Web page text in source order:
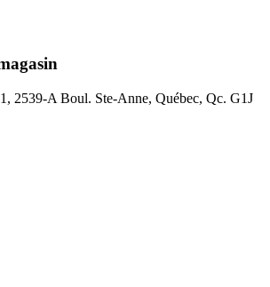
2539-A Boul. Ste-Anne, Québec, Qc. G1J